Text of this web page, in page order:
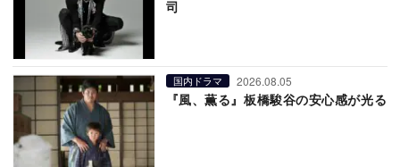
司
国内ドラマ 2026.08.05
『風、薫る』板橋駿谷の安心感が光る